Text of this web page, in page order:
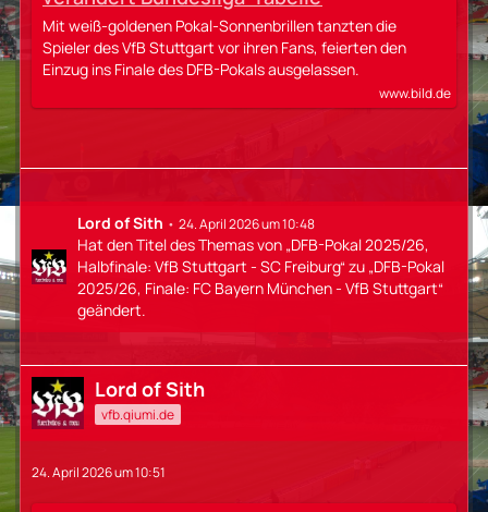
Mit weiß-goldenen Pokal-Sonnenbrillen tanzten die
Spieler des VfB Stuttgart vor ihren Fans, feierten den
Einzug ins Finale des DFB-Pokals ausgelassen.
www.bild.de
Lord of Sith 24. April 2026 um 10:48
Hat den Titel des Themas von „DFB-Pokal 2025/26,
Halbfinale: VfB Stuttgart - SC Freiburg“ zu „DFB-Pokal
2025/26, Finale: FC Bayern München - VfB Stuttgart“
geändert.
Lord of Sith
vfb.qiumi.de
24. April 2026 um 10:51